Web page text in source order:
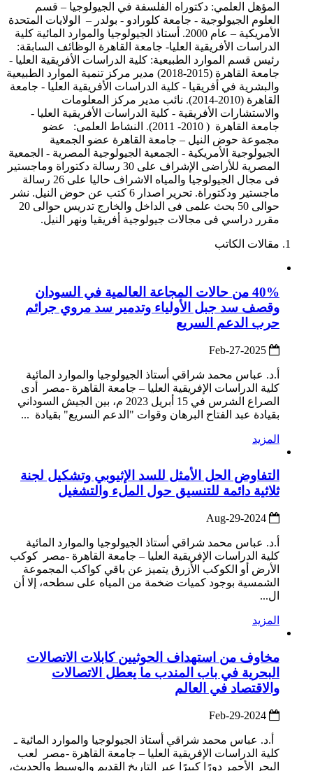
المؤهل العلمي: دكتوراه الفلسفة في الجيولوجيا – قسم
العلوم الجيولوجية - جامعة كلورادو - بولدر – الولايات المتحدة
الأمريكية – عام 2000. أستاذ الجيولوجيا والموارد المائية كلية
الدراسات الأفريقية العليا- جامعة القاهرة الوظائف السابقة:
رئيس قسم الموارد الطبيعية: كلية الدراسات الأفريقية العليا -
جامعة القاهرة (2015-2018) مدير مركز تنمية الموارد الطبيعية
والبشرية في أفريقيا - كلية الدراسات الأفريقية العليا - جامعة
القاهرة (2010-2014). نائب مدير مركز المعلومات
والاستشارات الأفريقية - كلية الدراسات الأفريقية العليا -
جامعة القاهرة ( 2010- 2011). النشاط العلمى: عضو
مجموعة حوض النيل – جامعة القاهرة عضو الجمعية
الجيولوجية الأمريكية - الجمعية الجيولوجية المصرية - الجمعية
المصرية للأراضى الإشراف على 30 رسالة دكتوراة وماجستير
فى مجال الجيولوجيا والمياه الاشراف حاليا على 26 رسالة
ماجستير ودكتوراة. تحرير اصدار 6 كتب عن حوض النيل. نشر
حوالى 50 بحث علمى فى الداخل والخارج تدريس حوالى 20
مقرر دراسي فى مجالات جيولوجية أفريقيا ونهر النيل.
مقالات الكاتب
40% من حالات المجاعة العالمية في السودان
وقصف سد جبل الأولياء وتدمير سد مروي جرائم
حرب الدعم السريع
أ.د. عباس محمد شراقي أستاذ الجيولوجيا والموارد المائية
كلية الدراسات الإفريقية العليا – جامعة القاهرة -مصر أدى
الصراع الشرس في 15 أبريل 2023 م، بين الجيش السوداني
بقيادة عبد الفتاح البرهان وقوات "الدعم السريع" بقيادة ...
المزيد
التفاوض الحل الأمثل للسد الإثيوبي وتشكيل لجنة
ثلاثية دائمة للتنسيق حول الملء والتشغيل
أ.د. عباس محمد شراقي أستاذ الجيولوجيا والموارد المائية
كلية الدراسات الإفريقية العليا – جامعة القاهرة -مصر كوكب
الأرض أو الكوكب الأزرق يتميز عن باقي كواكب المجموعة
الشمسية بوجود كميات ضخمة من المياه على سطحه، إلا أن
ال...
المزيد
مخاوف من استهداف الحوثيين كابلات الاتصالات
البحرية في باب المندب ما يعطل الاتصالات
والاقتصاد في العالم
أ.د. عباس محمد شراقي أستاذ الجيولوجيا والموارد المائية ـ
كلية الدراسات الإفريقية العليا – جامعة القاهرة -مصر لعب
البحر الأحمر دورًا كبيرًا عبر التاريخ القديم والوسيط والحديث،